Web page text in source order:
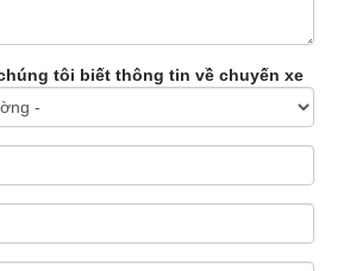
tôi biết thông tin về chuyến xe